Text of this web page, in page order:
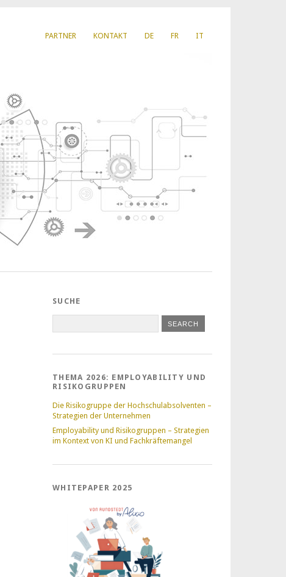
PARTNER KONTAKT DE FR IT
SUCHE
THEMA 2026: EMPLOYABILITY UND
RISIKOGRUPPEN
Die Risikogruppe der Hochschulabsolventen –
Strategien der Unternehmen
Employability und Risikogruppen – Strategien
im Kontext von KI und Fachkräftemangel
WHITEPAPER 2025